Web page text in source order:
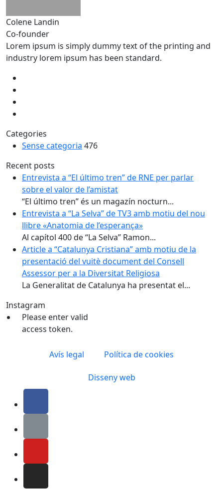
Colene Landin
Co-founder
Lorem ipsum is simply dummy text of the printing and
industry lorem ipsum has been standard.
Categories
Sense categoria 476
Recent posts
Entrevista a “El último tren” de RNE per parlar
sobre el valor de l’amistat
“El último tren” és un magazín nocturn...
Entrevista a “La Selva” de TV3 amb motiu del nou
llibre «Anatomia de l’esperança»
Al capítol 400 de “La Selva” Ramon...
Article a “Catalunya Cristiana” amb motiu de la
presentació del vuitè document del Consell
Assessor per a la Diversitat Religiosa
La Generalitat de Catalunya ha presentat el...
Instagram
Please enter valid
access token.
Avís legal Política de cookies
Disseny web